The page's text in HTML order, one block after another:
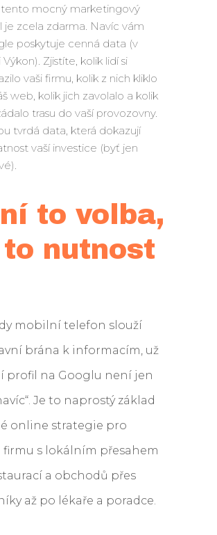
tento mocný marketingový
je zcela zdarma. Navíc vám
poskytuje cenná data (v
Výkon). Zjistíte, kolik lidí si
vaši firmu, kolik z nich kliklo
web, kolik jich zavolalo a kolik
trasu do vaší provozovny.
tvrdá data, která dokazují
vaší investice (byť jen
to volba,
nutnost
mobilní telefon slouží
brána k informacím, už
profil na Googlu není jen
Je to naprostý základ
online strategie pro
firmu s lokálním přesahem
a obchodů přes
až po lékaře a poradce.